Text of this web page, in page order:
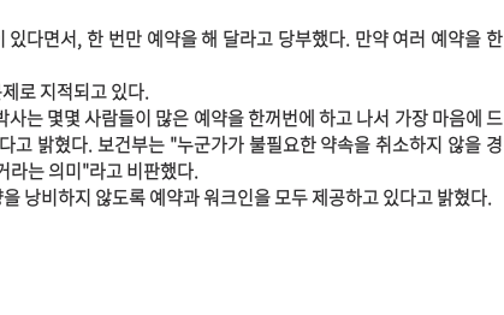
다면서, 한 번만 예약을 해 달라고 당부했다. 만약 여러 예약을 한
로 지적되고 있다.
는 몇몇 사람들이 많은 예약을 한꺼번에 하고 나서 가장 마음에 드
고 밝혔다. 보건부는 "누군가가 불필요한 약속을 취소하지 않을 경
라는 의미"라고 비판했다.
낭비하지 않도록 예약과 워크인을 모두 제공하고 있다고 밝혔다.